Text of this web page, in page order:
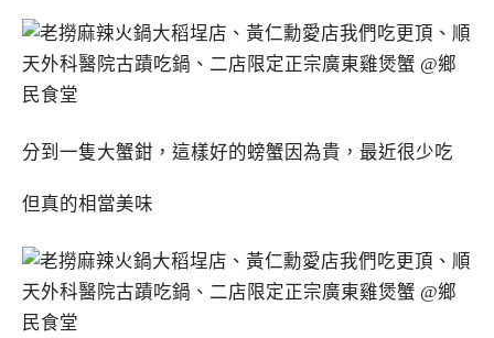
分到一隻大蟹鉗，這樣好的螃蟹因為貴，最近很少吃
但真的相當美味